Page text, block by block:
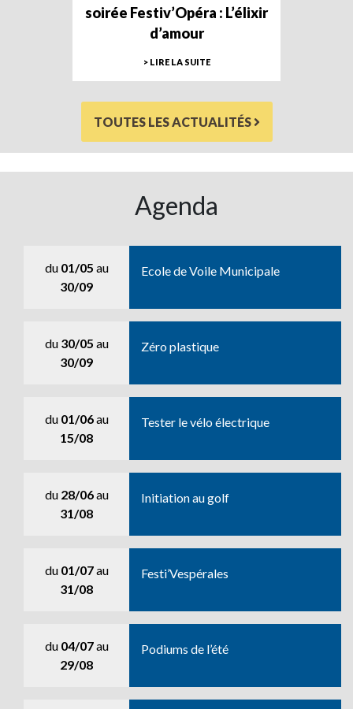
soirée Festiv’Opéra : L’élixir
d’amour
> LIRE LA SUITE
TOUTES LES ACTUALITÉS
Agenda
du 01/05 au
30/09
Ecole de Voile Municipale
du 30/05 au
30/09
Zéro plastique
du 01/06au
15/08
Tester le vélo électrique
du 28/06au
31/08
Initiation au golf
du 01/07au
31/08
Festi’Vespérales
du 04/07au
29/08
Podiums de l’été